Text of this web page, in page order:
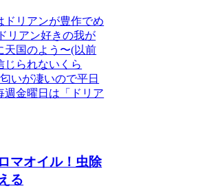
ドリアンが豊作でめ
リアン好きの我が
天国のよう〜(以前
じられないくら
いが凄いので平日
週金曜日は「ドリア
マオイル！虫除
る